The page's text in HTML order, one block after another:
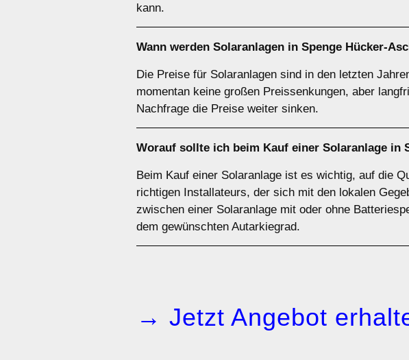
kann.
Wann werden Solaranlagen in Spenge Hücker-
Die Preise für Solaranlagen sind in den letzten
momentan keine großen Preissenkungen, aber
Nachfrage die Preise weiter sinken.
Worauf sollte ich beim Kauf einer Solaranlage in
Beim Kauf einer Solaranlage ist es wichtig, auf die
richtigen Installateurs, der sich mit den lokalen
zwischen einer Solaranlage mit oder ohne
dem gewünschten Autarkiegrad.
→ Jetzt Angebot